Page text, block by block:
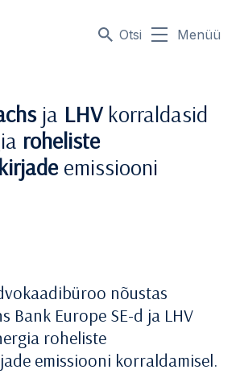
Otsi Menüü
ja LHVkorraldasid
roheliste
emissiooni
nõustas
Bank Europe SE-d ja LHV
roheliste
emissiooni korraldamisel.